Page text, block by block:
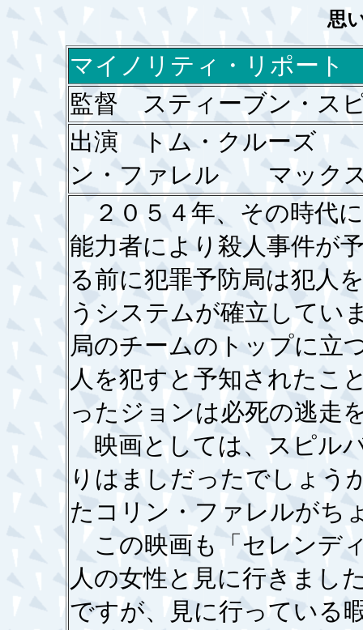
思
マイノリティ・リポート
監督 スティーブン・ス
出演 トム・クルーズ
ン・ファレル マックス
２０５４年、その時代
能力者により殺人事件が
る前に犯罪予防局は犯人
うシステムが確立してい
局のチームのトップに立
人を犯すと予知されたこ
ったジョンは必死の逃走
映画としては、スピル
りはましだったでしょう
たコリン・ファレルがち
この映画も「セレンデ
人の女性と見に行きまし
ですが、見に行っている